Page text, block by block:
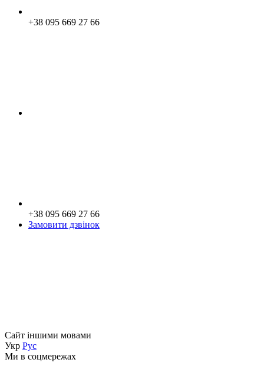
+38 095 669 27 66
+38 095 669 27 66
Замовити дзвінок
Сайт іншими мовами
Укр Рус
Ми в соцмережах